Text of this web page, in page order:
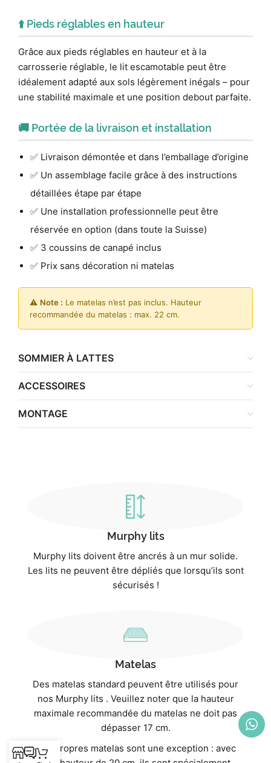
⬆️ Pieds réglables en hauteur
Grâce aux pieds réglables en hauteur et à la
carrosserie réglable, le lit escamotable peut être
idéalement adapté aux sols légèrement inégals – pour
une stabilité maximale et une position debout parfaite.
🚚 Portée de la livraison et installation
✅ Livraison démontée et dans l’emballage d’origine
✅ Un assemblage facile grâce à des instructions
détaillées étape par étape
✅ Une installation professionnelle peut être
réservée en option (dans toute la Suisse)
✅ 3 coussins de canapé inclus
✅ Prix sans décoration ni matelas
⚠️ Note : Le matelas n’est pas inclus. Hauteur
recommandée du matelas : max. 22 cm.
SOMMIER À LATTES
ACCESSOIRES
MONTAGE
Murphy lits
Murphy lits doivent être ancrés à un mur solide.
Les lits ne peuvent être dépliés que lorsqu’ils sont
sécurisés !
Matelas
Des matelas standard peuvent être utilisés pour
nos Murphy lits . Veuillez noter que la hauteur
maximale recommandée du matelas ne doit pas
dépasser 17 cm.
Nos propres matelas sont une exception : avec